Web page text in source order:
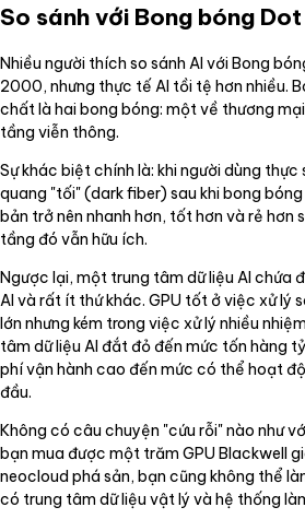
So sánh với Bong bóng
Nhiều người thích so sánh AI với Bong
2000, nhưng thực tế AI tồi tệ hơn nhiều.
chất là hai bong bóng: một về thương
tầng viễn thông.
Sự khác biệt chính là: khi người dùng
quang "tối" (dark fiber) sau khi bong
bản trở nên nhanh hơn, tốt hơn và rẻ hơn
tầng đó vẫn hữu ích.
Ngược lại, một trung tâm dữ liệu AI chứa
AI và rất ít thứ khác. GPU tốt ở việc xử lý
lớn nhưng kém trong việc xử lý nhiều
tâm dữ liệu AI đắt đỏ đến mức tốn hàng
phí vận hành cao đến mức có thể hoạt
đầu.
Không có câu chuyện "cứu rỗi" nào như
bạn mua được một trăm GPU Blackwell
neocloud phá sản, bạn cũng không thể
có trung tâm dữ liệu vật lý và hệ thống